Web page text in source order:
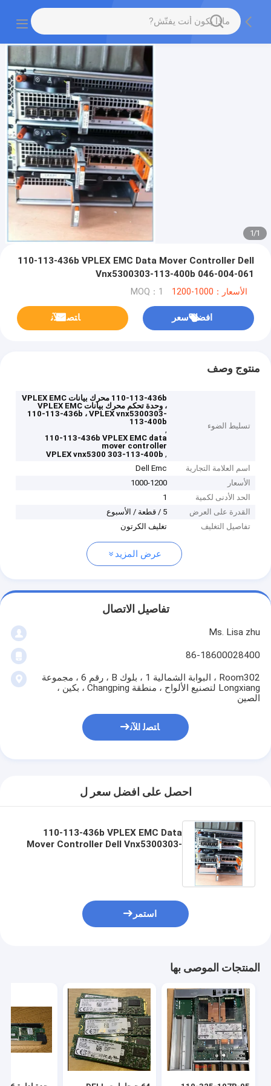
1
/
1
110-113-436b VPLEX EMC Data Mover Controller Dell
Vnx5300303-113-400b 046-004-061
الأسعار：1000-1200 MOQ：1
افضل سعر ﺎﺘﺼﻟ ﺍﻶﻧ
منتوج وصف
تسليط الضوء
110-113-436b محرك بيانات VPLEX EMC
، وحدة تحكم محرك بيانات VPLEX EMC
110-113-436b ، VPLEX vnx5300303-
113-400b
,
110-113-436b VPLEX EMC data
mover controller
,
VPLEX vnx5300 303-113-400b
اسم العلامة التجارية
Dell Emc
الأسعار
1000-1200
الحد الأدنى لكمية
1
القدرة على العرض
5 / قطعة / الأسبوع
تفاصيل التغليف
تغليف الكرتون
عرض المزيد
تفاصيل الاتصال
Ms. Lisa zhu
86-18600028400
Room302 ، البوابة الشمالية 1 ، بلوك B ، رقم 6 ، مجموعة
Longxiang لتصنيع الألواح ، منطقة Changping ، بكين ،
الصين
ﺎﺘﺼﻟ ﺍﻶﻧ
احصل على افضل سعر ل
110-113-436b VPLEX EMC Data
Mover Controller Dell Vnx5300303-
استمر
المنتجات الموصى بها